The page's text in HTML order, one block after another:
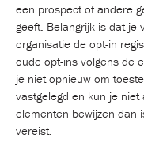
een prospect of andere
geeft. Belangrijk is dat
organisatie de opt-in
oude opt-ins volgens de
je niet opnieuw om
vastgelegd en kun je
elementen bewijzen dan
vereist.